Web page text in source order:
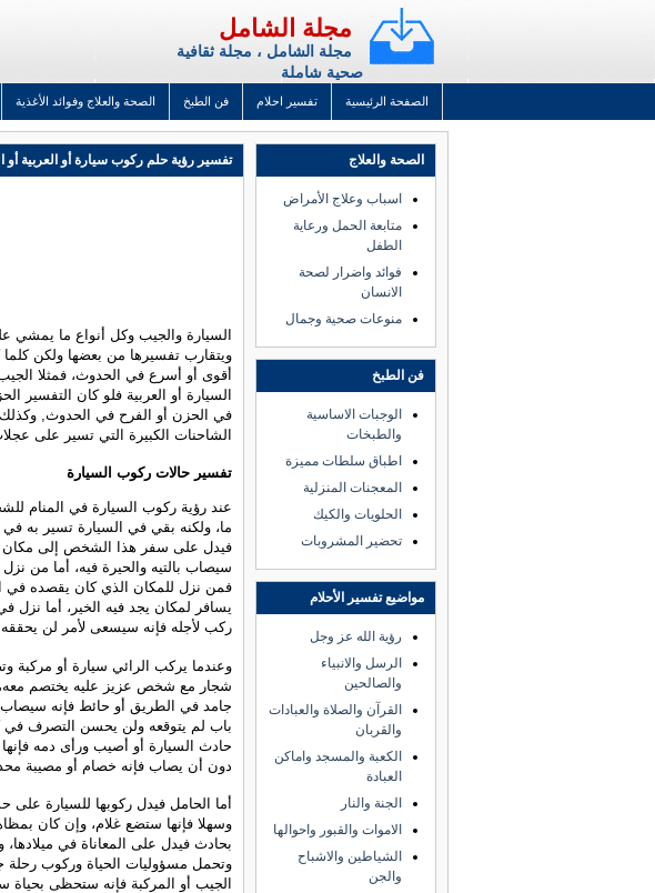
مجلة الشامل
مجلة الشامل ، مجلة ثقافية
صحية شاملة
الصفحة الرئيسية تفسير احلام فن الطبخ الصحة والعلاج وفوائد الأغذية
تفسير رؤية حلم ركوب سيارة أو العربية أو
السيارة والجيب وكل أنواع ما
ويتقارب تفسيرها من بعضها ولكن كلما
أقوى أو أسرع في الحدوث، فمثلا
السيارة أو العربية فلو كان التفسير
في الحزن أو الفرح في الحدوث,
الشاحنات الكبيرة التي تسير على
تفسير حالات ركوب السيارة
عند رؤية ركوب السيارة في المنام
ما، ولكنه بقي في السيارة تسير به
فيدل على سفر هذا الشخص إلى مكان
سيصاب بالتيه والحيرة فيه، أما من
فمن نزل للمكان الذي كان يقصده في
يسافر لمكان يجد فيه الخير، أما
ركب لأجله فإنه سيسعى لأمر لن يحققه
وعندما يركب الرائي سيارة أو مركبة
شجار مع شخص عزيز عليه يختصم معه،
جامد في الطريق أو حائط فإنه
باب لم يتوقعه ولن يحسن التصرف في
حادث السيارة أو أصيب ورأى دمه
دون أن يصاب فإنه خصام أو مصيبة
أما الحامل فيدل ركوبها للسيارة
وسهلا فإنها ستضع غلام، وإن كان
بحادث فيدل على المعاناة في ميلادها،
وتحمل مسؤوليات الحياة وركوب رحلة
الجيب أو المركبة فإنه ستحظى بحياة
الصحة والعلاج
اسباب وعلاج الأمراض
متابعة الحمل ورعاية
الطفل
فوائد واضرار لصحة
الانسان
منوعات صحية وجمال
فن الطبخ
الوجبات الاساسية
والطبخات
اطباق سلطات مميزة
المعجنات المنزلية
الحلويات والكيك
تحضير المشروبات
مواضيع تفسير الأحلام
رؤية الله عز وجل
الرسل والانبياء
والصالحين
القرآن والصلاة والعبادات
والقربان
الكعبة والمسجد واماكن
العبادة
الجنة والنار
الاموات والقبور واحوالها
الشياطين والاشباح
والجن